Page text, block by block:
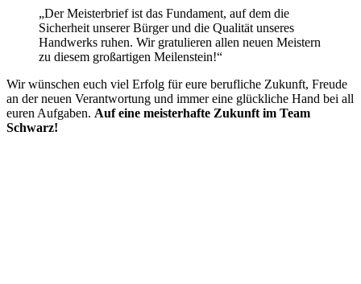
„Der Meisterbrief ist das Fundament, auf dem die
Sicherheit unserer Bürger und die Qualität unseres
Handwerks ruhen. Wir gratulieren allen neuen Meistern
zu diesem großartigen Meilenstein!“
Wir wünschen euch viel Erfolg für eure berufliche Zukunft, Freude
an der neuen Verantwortung und immer eine glückliche Hand bei all
euren Aufgaben. Auf eine meisterhafte Zukunft im Team
Schwarz!